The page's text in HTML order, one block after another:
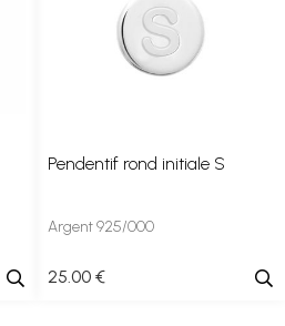
Pendentif rond initiale S
Argent 925/000
25.00 €